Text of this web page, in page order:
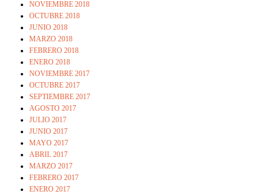
NOVIEMBRE 2018
OCTUBRE 2018
JUNIO 2018
MARZO 2018
FEBRERO 2018
ENERO 2018
NOVIEMBRE 2017
OCTUBRE 2017
SEPTIEMBRE 2017
AGOSTO 2017
JULIO 2017
JUNIO 2017
MAYO 2017
ABRIL 2017
MARZO 2017
FEBRERO 2017
ENERO 2017